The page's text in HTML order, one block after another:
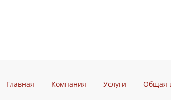
Главная Компания Услуги Общая